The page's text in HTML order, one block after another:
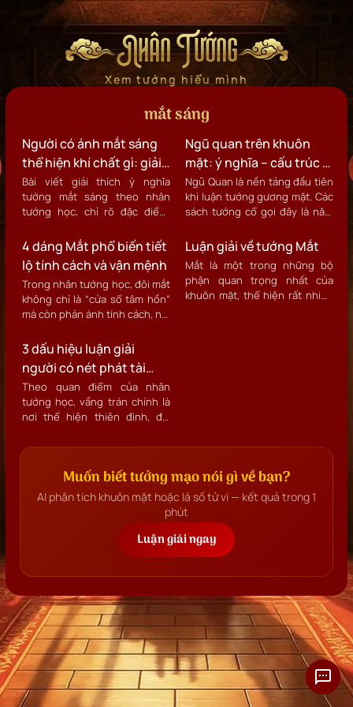
Nhân Tướng
Xem tướng hiểu mình
mắt sáng
Người có ánh mắt sáng
thể hiện khí chất gì: giải
mã tướng mắt sáng theo
nhân tướng học
Bài viết giải thích ý nghĩa
tướng mắt sáng theo nhân
tướng học, chỉ rõ đặc điểm,
phương pháp cải tướng thực
tế để tăng khí chất. Dành cho
người muốn hiểu tướng mắt và
áp dụng vào giao tiếp, sự
nghiệp và tự hoàn thiện.
Ngũ quan trên khuôn
mặt: ý nghĩa – cấu trúc –
cách xem tướng chuyên
sâu
Ngũ Quan là nền tảng đầu tiên
khi luận tướng gương mặt. Các
sách tướng cổ gọi đây là năm
mệnh, khí tạng phủ và tính
cách được bộc lộ rõ rệt nhất.
Một gương mặt đẹp theo Nhân
tướng học không nằm ở “đẹp
thẩm mỹ”, mà nằm ở ngũ quan
4 dáng Mắt phổ biến tiết
lộ tính cách và vận mệnh
Trong nhân tướng học, đôi mắt
không chỉ là “cửa sổ tâm hồn”
mà còn phản ánh tính cách, nội
công danh, tình duyên, tài vận
của một người.
Luận giải về tướng Mắt
Mắt là một trong những bộ
phận quan trọng nhất của
khuôn mặt, thể hiện rất nhiều
3 dấu hiệu luận giải
người có nét phát tài
trong nhân tướng học
Theo quan điểm của nhân
tướng học, vầng trán chính là
nơi thể hiện thiên đình, đại
và cả quý nhân vận của một
phần nào tài vận của một
người. Người có trán cao, rộng,
bề mặt trán phẳng và sáng
thường là người thông minh,
có chí tiến thủ và rất tự lực
cánh sinh, không bao giờ ỷ lại
Muốn biết tướng mạo nói gì về bạn?
AI phân tích khuôn mặt hoặc lá số tử vi — kết quả trong 1
phút
Luận giải ngay